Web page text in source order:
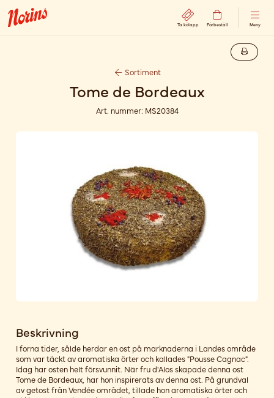
Ta kölapp Förbeställ Meny
Sortiment
Tome de Bordeaux
Art. nummer: MS20384
Beskrivning
I forna tider, sålde herdar en ost på marknaderna i Landes område
som var täckt av aromatiska örter och kallades "Pousse Cagnac".
Idag har osten helt försvunnit. När fru d'Alos skapade denna ost
Tome de Bordeaux, har hon inspirerats av denna ost. På grundval
av getost från Vendée området, tillade hon aromatiska örter och